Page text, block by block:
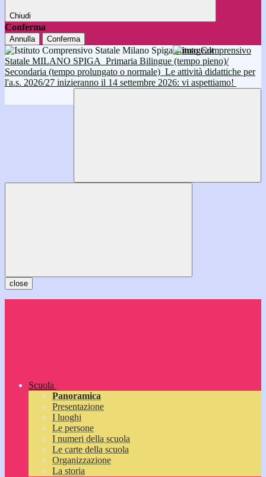
Chiudi
Conferma
Annulla Conferma
Istituto Comprensivo
Statale MILANO SPIGA Primaria Bilingue (tempo pieno)/
Secondaria (tempo prolungato o normale) Le attività didattiche per
l'a.s. 2026/27 inizieranno il 14 settembre 2026: vi aspettiamo!
close
Scuola
Panoramica
Presentazione
I luoghi
Le persone
I numeri della scuola
Le carte della scuola
Organizzazione
La storia